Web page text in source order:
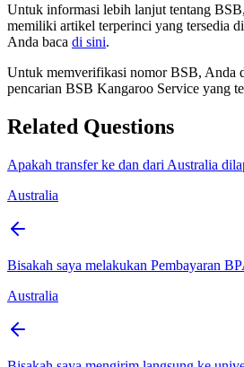
Untuk informasi lebih lanjut tentang
memiliki artikel terperinci yang tersedia
Anda baca di sini.
Untuk memverifikasi nomor BSB, Anda
pencarian BSB Kangaroo Service yang
Related Questions
Apakah transfer ke dan dari Australia
Australia
Bisakah saya melakukan Pembayaran
Australia